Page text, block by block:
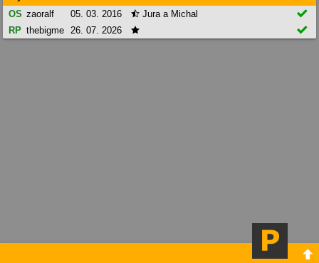
OS zaoralf 05. 03. 2016  Jura a Michal

RP thebigme 26. 07. 2026  
